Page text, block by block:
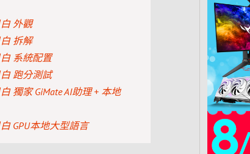
白 外觀
白 拆解
白 系統配置
白 跑分測試
白 獨家 GiMate AI助理 + 本地
白 GPU本地大型語言